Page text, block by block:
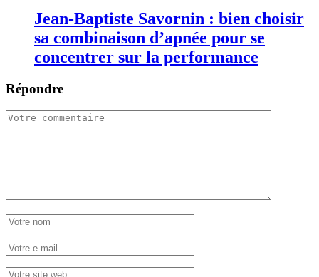
Jean-Baptiste Savornin : bien choisir
sa combinaison d’apnée pour se
concentrer sur la performance
Répondre